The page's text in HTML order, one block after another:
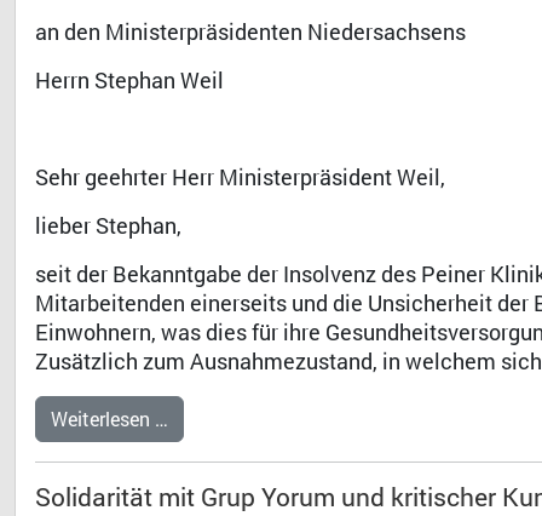
an den Ministerpräsidenten Niedersachsens
Herrn Stephan Weil
Sehr geehrter Herr Ministerpräsident Weil,
lieber Stephan,
seit der Bekanntgabe der Insolvenz des Peiner
Mitarbeitenden einerseits und die Unsicherheit der
Einwohnern, was dies für ihre
Zusätzlich zum Ausnahmezustand, in welchem
Weiterlesen …
Solidarität mit Grup Yorum und kritischer